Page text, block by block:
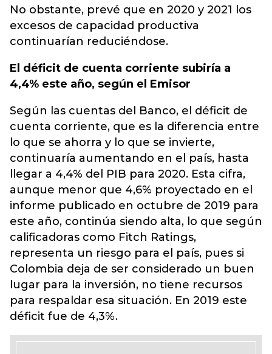
No obstante, prevé que en 2020 y 2021 los
excesos de capacidad productiva
continuarían reduciéndose.
El déficit de cuenta corriente subiría a
4,4% este año, según el Emisor
Según las cuentas del Banco, el déficit de
cuenta corriente, que es la diferencia entre
lo que se ahorra y lo que se invierte,
continuaría aumentando en el país, hasta
llegar a 4,4% del PIB para 2020. Esta cifra,
aunque menor que 4,6% proyectado en el
informe publicado en octubre de 2019 para
este año, continúa siendo alta, lo que según
calificadoras como Fitch Ratings,
representa un riesgo para el país, pues si
Colombia deja de ser considerado un buen
lugar para la inversión, no tiene recursos
para respaldar esa situación. En 2019 este
déficit fue de 4,3%.